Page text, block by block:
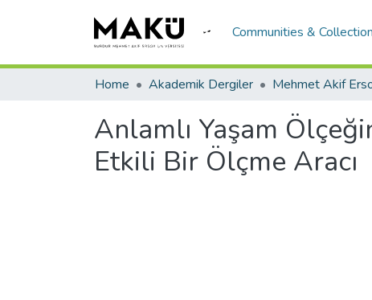
Communities &
Home Akademik Dergiler
Anlamlı Yaşam
Etkili Bir Ölçme Aracı